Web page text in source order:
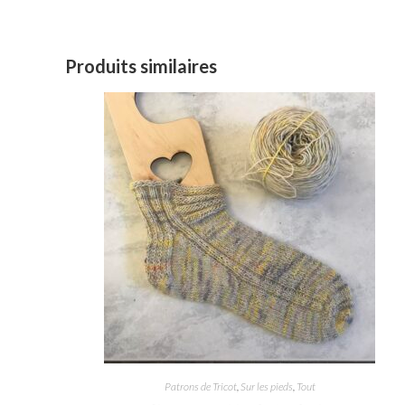
Produits similaires
Patrons de Tricot, Sur les pieds Tout